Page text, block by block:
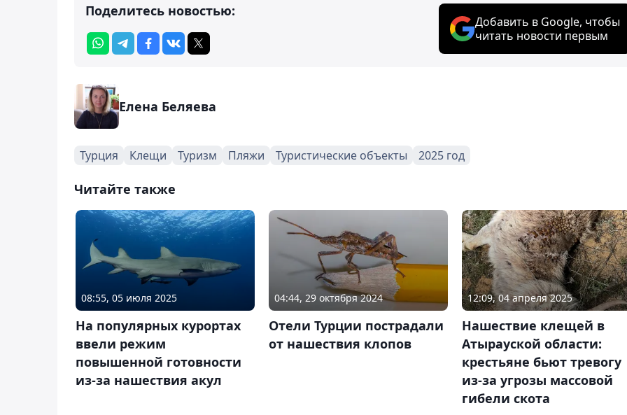
Поделитесь новостью:
Добавить в Google, чтобы
читать новости первым
Елена Беляева
Турция Клещи Туризм Пляжи Туристические объекты 2025 год
Читайте также
08:55, 05 июля 2025
На популярных курортах
ввели режим
повышенной готовности
из-за нашествия акул
04:44, 29 октября 2024
Отели Турции пострадали
от нашествия клопов
12:09, 04 апреля 2025
Нашествие клещей в
Атырауской области:
крестьяне бьют тревогу
из-за угрозы массовой
гибели скота